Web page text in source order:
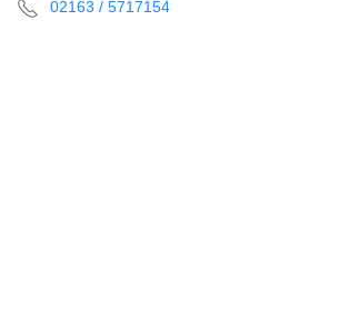
02163 / 5717154